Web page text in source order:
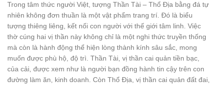
Trong tâm thức người Việt, tượng Thần Tài – Thổ Địa bằng đá tự
nhiên không đơn thuần là một vật phẩm trang trí. Đó là biểu
tượng thiêng liêng, kết nối con người với thế giới tâm linh. Việc
thờ cúng hai vị thần này không chỉ là một nghi thức truyền thống
mà còn là hành động thể hiện lòng thành kính sâu sắc, mong
muốn được phù hộ, độ trì. Thần Tài, vị thần cai quản tiền bạc,
của cải, được xem như là người bạn đồng hành tin cậy trên con
đường làm ăn, kinh doanh. Còn Thổ Địa, vị thần cai quản đất đai,